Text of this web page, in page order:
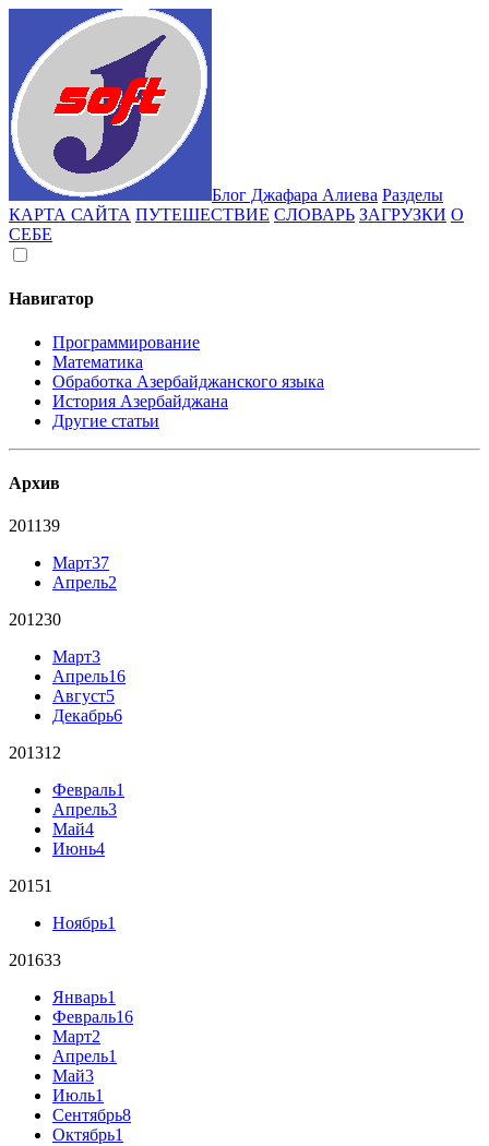
Блог Джафара Алиева Разделы
КАРТА САЙТА ПУТЕШЕСТВИЕ СЛОВАРЬ ЗАГРУЗКИ О
СЕБЕ
Навигатор
Программирование
Математика
Обработка Азербайджанского языка
История Азербайджана
Другие статьи
Архив
201139
Март37
Апрель2
201230
Март3
Апрель16
Август5
Декабрь6
201312
Февраль1
Апрель3
Май4
Июнь4
20151
Ноябрь1
201633
Январь1
Февраль16
Март2
Апрель1
Май3
Июль1
Сентябрь8
Октябрь1